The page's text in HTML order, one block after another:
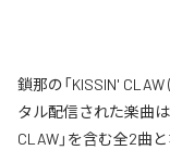
鎖那の「KISSIN'
タル配信された楽曲は
CLAW」を含む全2曲と